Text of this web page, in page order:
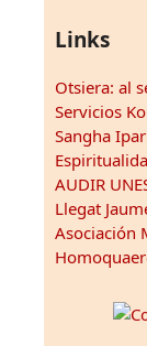
Links
Otsiera: al
Servicios
Sangha
AUDIR
Llegat
Asociación